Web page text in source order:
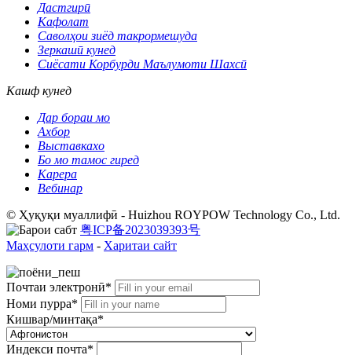
Дастгирӣ
Кафолат
Саволҳои зиёд такрормешуда
Зеркашӣ кунед
Сиёсати Корбурди Маълумоти Шахсӣ
Кашф кунед
Дар бораи мо
Ахбор
Выставкахо
Бо мо тамос гиред
Карера
Вебинар
© Ҳуқуқи муаллифӣ - Huizhou ROYPOW Technology Co., Ltd.
粤ICP备2023039393号
Маҳсулоти гарм - Харитаи сайт
Почтаи электронӣ*
Номи пурра*
Кишвар/минтақа*
Индекси почта*